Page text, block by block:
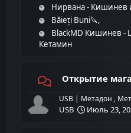
Нирвана - Кишинев
Băieți Buni🔪
BlackMD Кишинев -
Кетамин
Открытие
USB | Метадон ,
USB Июль 23,